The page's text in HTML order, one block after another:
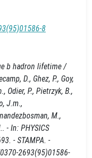
8
b hadron lifetime /
D., Ghez, P., Goy,
Odier, P., Pietrzyk, B.,
J.m.,
M.,
- In: PHYSICS
- STAMPA. -
2693(95)01586-